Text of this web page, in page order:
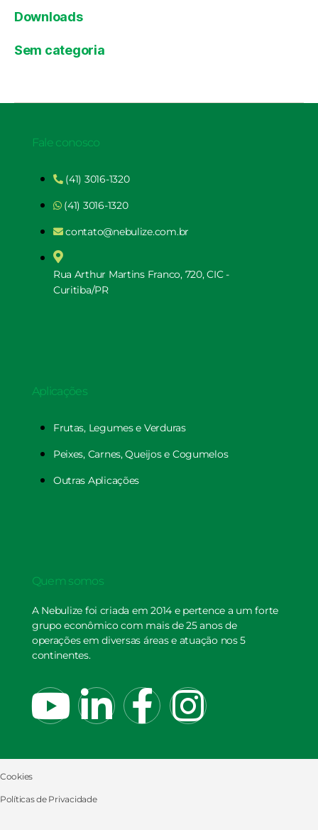
Downloads
Sem categoria
Quem somos
A Nebulize foi criada em 2014 e pertence a um forte
grupo econômico com mais de 25 anos de
operações em diversas áreas e atuação nos 5
continentes.
Aplicações
Frutas, Legumes e Verduras
Peixes, Carnes, Queijos e Cogumelos
Outras Aplicações
Fale conosco
(41) 3016-1320
(41) 3016-1320
contato@nebulize.com.br
Rua Arthur Martins Franco, 720, CIC -
Curitiba/PR
Cookies
Políticas de Privacidade